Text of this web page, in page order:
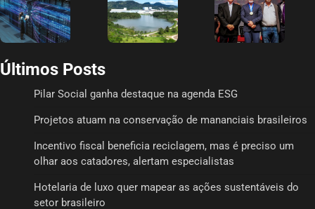
Últimos Posts
Pilar Social ganha destaque na agenda ESG
Projetos atuam na conservação de mananciais brasileiros
Incentivo fiscal beneficia reciclagem, mas é preciso um
olhar aos catadores, alertam especialistas
Hotelaria de luxo quer mapear as ações sustentáveis do
setor brasileiro